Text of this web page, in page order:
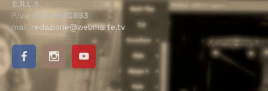
S.R.L.S.
P.Iva: 02184950893
mail: redazione@webmarte.tv